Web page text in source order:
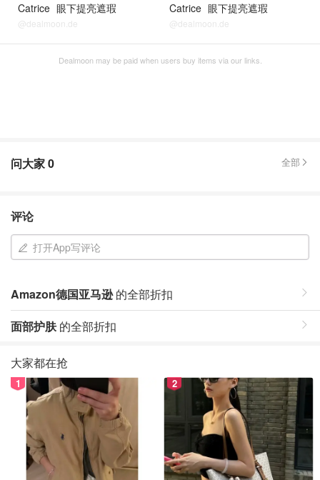
Catrice 眼下提亮遮瑕
@dealmoon.de
Catrice 眼下提亮遮瑕
@dealmoon.de
Dealmoon may be paid when users buy items via our links.
问大家0 全部
评论
打开App写评论
Amazon德国亚马逊的全部折扣
面部护肤的全部折扣
大家都在抢
1 2